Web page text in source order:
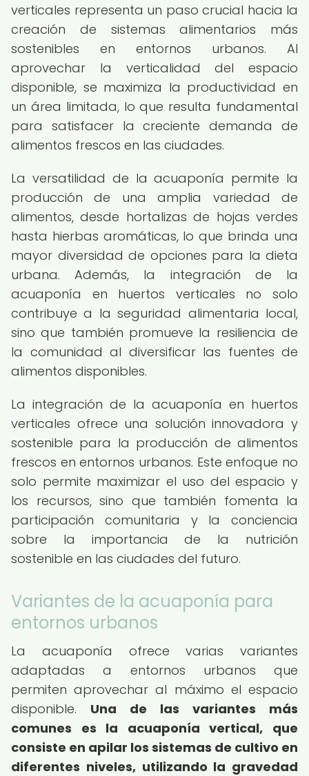
verticales representa un paso crucial hacia la
creación de sistemas alimentarios más
sostenibles en entornos urbanos. Al
aprovechar la verticalidad del espacio
disponible, se maximiza la productividad en
un área limitada, lo que resulta fundamental
para satisfacer la creciente demanda de
alimentos frescos en las ciudades.
La versatilidad de la acuaponía permite la
producción de una amplia variedad de
alimentos, desde hortalizas de hojas verdes
hasta hierbas aromáticas, lo que brinda una
mayor diversidad de opciones para la dieta
urbana. Además, la integración de la
acuaponía en huertos verticales no solo
contribuye a la seguridad alimentaria local,
sino que también promueve la resiliencia de
la comunidad al diversificar las fuentes de
alimentos disponibles.
La integración de la acuaponía en huertos
verticales ofrece una solución innovadora y
sostenible para la producción de alimentos
frescos en entornos urbanos. Este enfoque no
solo permite maximizar el uso del espacio y
los recursos, sino que también fomenta la
participación comunitaria y la conciencia
sobre la importancia de la nutrición
sostenible en las ciudades del futuro.
Variantes de la acuaponía para
entornos urbanos
La acuaponía ofrece varias variantes
adaptadas a entornos urbanos que
permiten aprovechar al máximo el espacio
disponible. Una de las variantes más
comunes es la acuaponía vertical, que
consiste en apilar los sistemas de cultivo en
diferentes niveles, utilizando la gravedad